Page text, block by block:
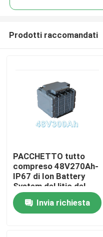
Casa
Prodotti
Prodotti raccomandati
PACCHETTO tutto
compreso 48V270Ah-
IP67 di Ion Battery
System del litio del
carrello elevatore
Invia richiesta